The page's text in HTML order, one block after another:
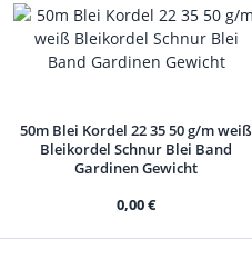
50m Blei Kordel 22 35 50 g/m weiß
Bleikordel Schnur Blei Band
Gardinen Gewicht
0,00 €